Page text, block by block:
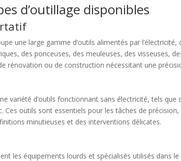
d’outillage disponibles
une large gamme d’outils alimentés par
des ponceuses, des meuleuses, des visseuses,
rénovation ou de construction nécessitant une
variété d’outils fonctionnant sans électricité, tels
Ces outils sont essentiels pour les tâches de
minutieuses et des interventions délicates.
les équipements lourds et spécialisés utilisés dans